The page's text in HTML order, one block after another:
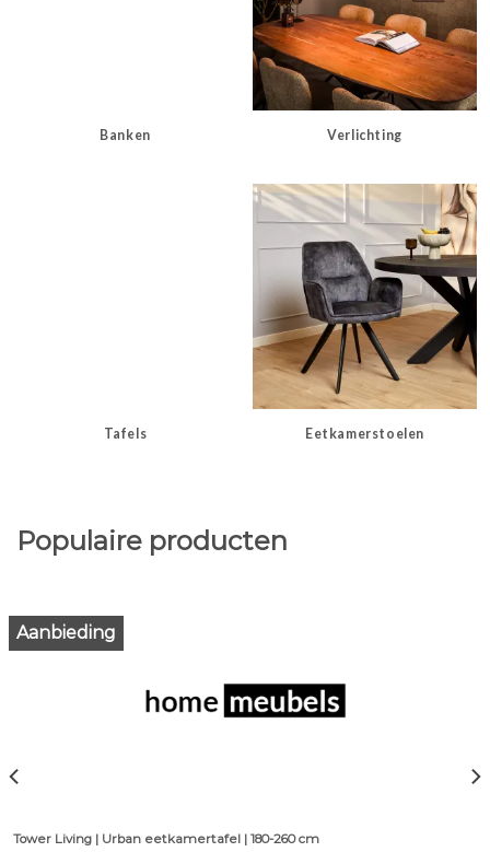
Banken Verlichting
Tafels Eetkamerstoelen
Populaire producten
Aanbieding
Tower Living | Urban eetkamertafel | 180-260 cm